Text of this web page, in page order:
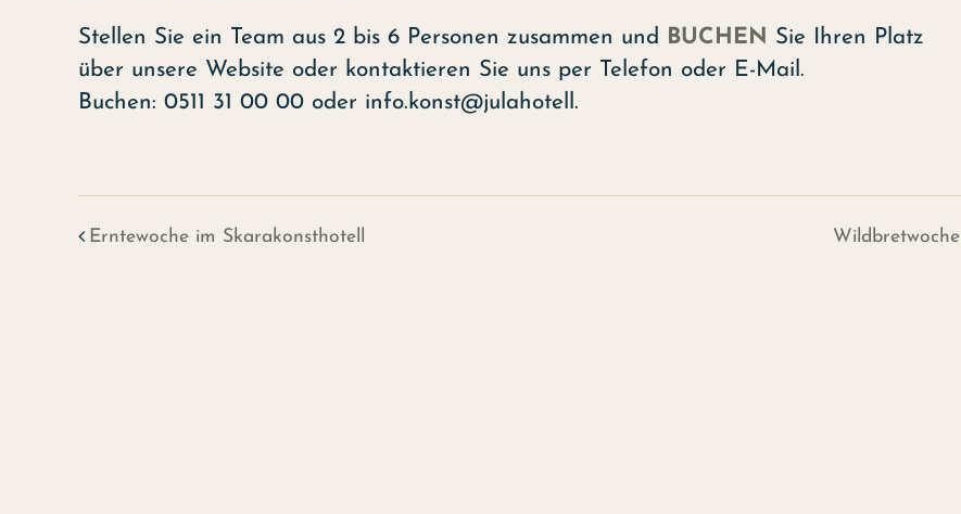
Stellen Sie ein Team aus 2 bis 6 Personen zusammen und BUCHEN Sie Ihren Platz
über unsere Website oder kontaktieren Sie uns per Telefon oder E-Mail.
Buchen: 0511 31 00 00 oder info.konst@julahotell.
Erntewoche im Skarakonsthotell Wildbretwoche